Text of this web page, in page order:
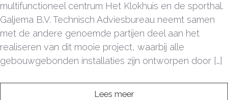
multifunctioneel centrum Het Klokhuis en de sporthal.
Galjema B.V. Technisch Adviesbureau neemt samen
met de andere genoemde partijen deel aan het
realiseren van dit mooie project, waarbij alle
gebouwgebonden installaties zijn ontworpen door […]
Lees meer